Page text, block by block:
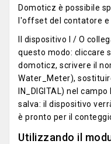
Domoticz è possibile
l'offset del contatore e
Il dispositivo I / O
questo modo: cliccare
domoticz, scrivere il
Water_Meter),
IN_DIGITAL) nel
salva: il dispositivo
è pronto per il
Utilizzando il